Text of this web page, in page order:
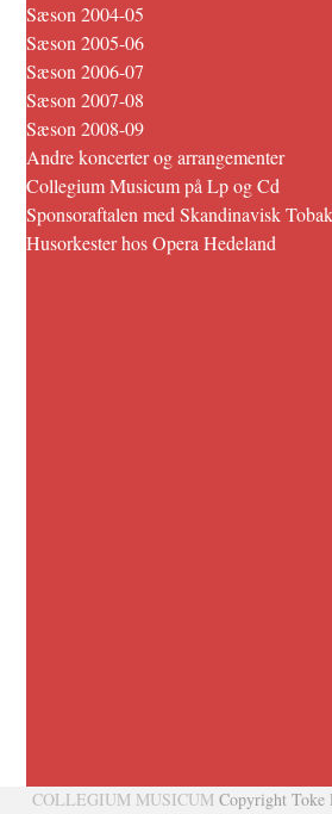
Sæson 2004-05
Sæson 2005-06
Sæson 2006-07
Sæson 2007-08
Sæson 2008-09
Andre koncerter og arrangementer
Collegium Musicum på Lp og Cd
Sponsoraftalen med Skandinavisk
Husorkester hos Opera Hedeland
COLLEGIUM MUSICUM Copyright Toke